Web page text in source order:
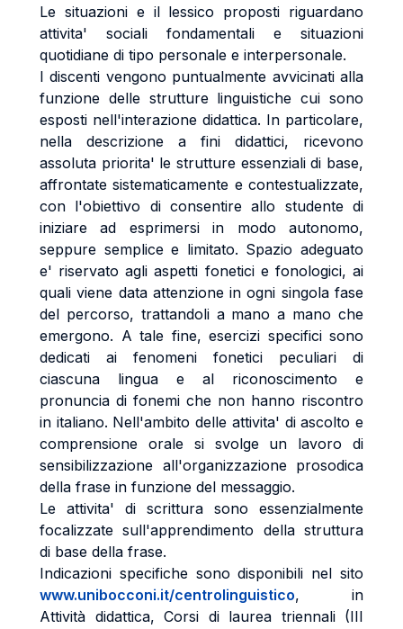
Le situazioni e il lessico proposti riguardano
attivita' sociali fondamentali e situazioni
quotidiane di tipo personale e interpersonale.
I discenti vengono puntualmente avvicinati alla
funzione delle strutture linguistiche cui sono
esposti nell'interazione didattica. In particolare,
nella descrizione a fini didattici, ricevono
assoluta priorita' le strutture essenziali di base,
affrontate sistematicamente e contestualizzate,
con l'obiettivo di consentire allo studente di
iniziare ad esprimersi in modo autonomo,
seppure semplice e limitato. Spazio adeguato
e' riservato agli aspetti fonetici e fonologici, ai
quali viene data attenzione in ogni singola fase
del percorso, trattandoli a mano a mano che
emergono. A tale fine, esercizi specifici sono
dedicati ai fenomeni fonetici peculiari di
ciascuna lingua e al riconoscimento e
pronuncia di fonemi che non hanno riscontro
in italiano. Nell'ambito delle attivita' di ascolto e
comprensione orale si svolge un lavoro di
sensibilizzazione all'organizzazione prosodica
della frase in funzione del messaggio.
Le attivita' di scrittura sono essenzialmente
focalizzate sull'apprendimento della struttura
di base della frase.
Indicazioni specifiche sono disponibili nel sito
www.unibocconi.it/centrolinguistico, in
Attività didattica, Corsi di laurea triennali (III